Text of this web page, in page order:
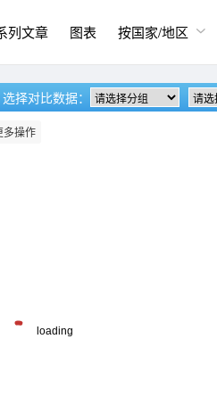
列文章 图表 按国家/地区 
选择对比数据：
多操作